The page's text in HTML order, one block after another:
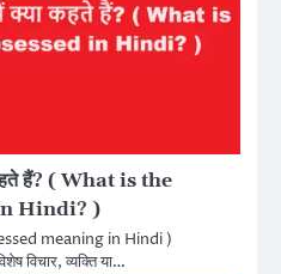
हैं? ( What is the
Hindi? )
meaning in Hindi )
विचार, व्यक्ति या…